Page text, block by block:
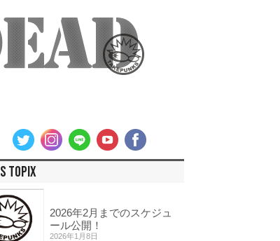
TOPIX
2026年2月までのスケジュ
ール公開！
2026年1月8日